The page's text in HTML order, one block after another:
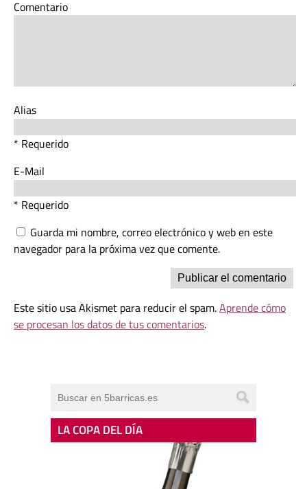
Comentario
Alias
* Requerido
E-Mail
* Requerido
Guarda mi nombre, correo electrónico y web en este
navegador para la próxima vez que comente.
Este sitio usa Akismet para reducir el spam.Aprende cómo
se procesan los datos de tus comentarios.
LA COPA DEL DÍA